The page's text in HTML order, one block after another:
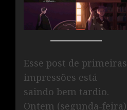
Esse post de primeiras
impressões está
saindo bem tardio.
Ontem (segunda-feira)